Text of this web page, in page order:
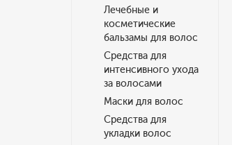
Лечебные и
косметические
бальзамы для волос
Средства для
интенсивного ухода
за волосами
Маски для волос
Средства для
укладки волос